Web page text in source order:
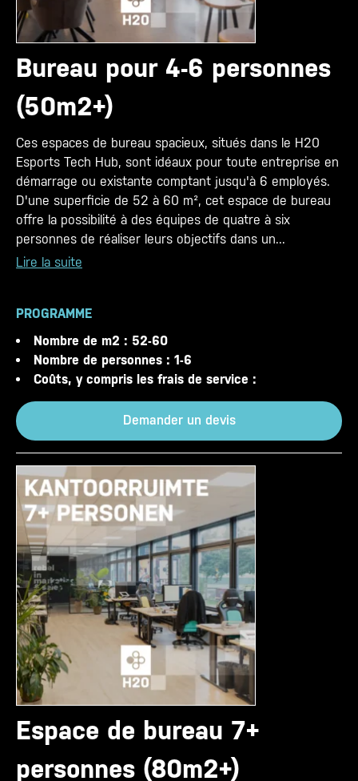
Bureau pour 4-6 personnes
(50m2+)
Ces espaces de bureau spacieux, situés dans le H20
Esports Tech Hub, sont idéaux pour toute entreprise en
démarrage ou existante comptant jusqu'à 6 employés.
D'une superficie de 52 à 60 m², cet espace de bureau
offre la possibilité à des équipes de quatre à six
personnes de réaliser leurs objectifs dans un...
Lire la suite
PROGRAMME
Nombre de m2 : 52-60
Nombre de personnes : 1-6
Coûts, y compris les frais de service :
Demander un devis
Espace de bureau 7+
personnes (80m2+)